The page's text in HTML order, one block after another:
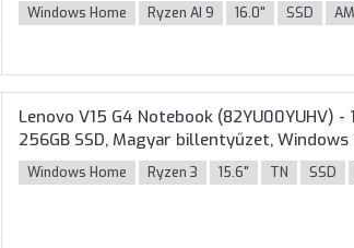
Windows Home Ryzen AI 9 16.0" SSD
Lenovo V15 G4 Notebook (82YU00YUHV) -
256GB SSD, Magyar billentyűzet,
Windows Home Ryzen 3 15.6" TN SSD